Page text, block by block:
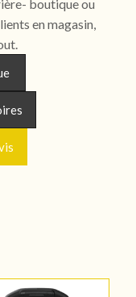
boutique ou
en magasin,